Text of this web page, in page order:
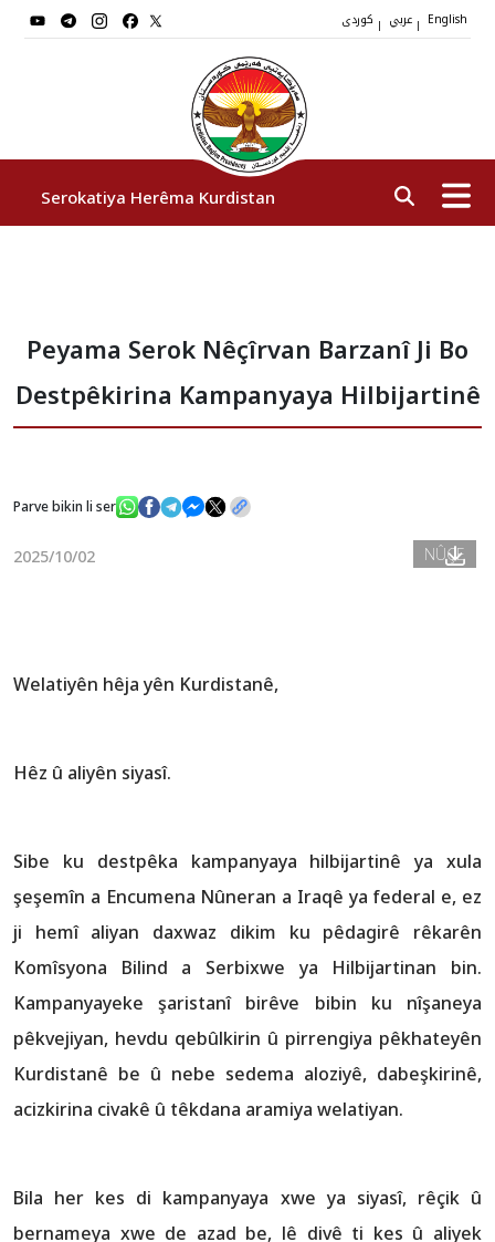
| | English
Serokatiya Herêma Kurdistan
Cîgirên Serok
Stafê Serokatiyê
Sazî
Nûçe
Peyama Serok Nêçîrvan Barzanî Ji Bo
Destpêkirina Kampanyaya Hilbijartinê
Parve bikin li ser
2025/10/02 NÛÇE
Welatiyên hêja yên Kurdistanê,
Hêz û aliyên siyasî.
Sibe ku destpêka kampanyaya hilbijartinê ya xula
şeşemîn a Encumena Nûneran a Iraqê ya federal e, ez
ji hemî aliyan daxwaz dikim ku pêdagirê rêkarên
Komîsyona Bilind a Serbixwe ya Hilbijartinan bin.
Kampanyayeke şaristanî birêve bibin ku nîşaneya
pêkvejiyan, hevdu qebûlkirin û pirrengiya pêkhateyên
Kurdistanê be û nebe sedema aloziyê, dabeşkirinê,
acizkirina civakê û têkdana aramiya welatiyan.
Bila her kes di kampanyaya xwe ya siyasî, rêçik û
bernameya xwe de azad be, lê divê ti kes û aliyek